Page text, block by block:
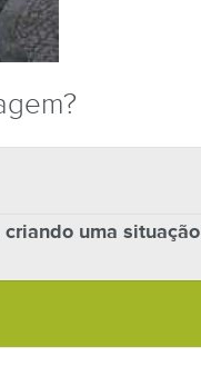
uma situação